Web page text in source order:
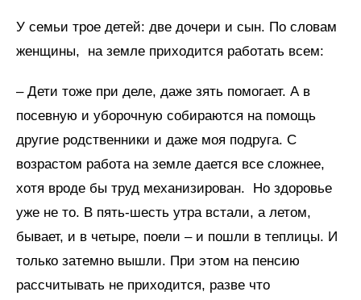
У семьи трое детей: две дочери и сын. По словам
женщины, на земле приходится работать всем:
– Дети тоже при деле, даже зять помогает. А в
посевную и уборочную собираются на помощь
другие родственники и даже моя подруга. С
возрастом работа на земле дается все сложнее,
хотя вроде бы труд механизирован. Но здоровье
уже не то. В пять-шесть утра встали, а летом,
бывает, и в четыре, поели – и пошли в теплицы. И
только затемно вышли. При этом на пенсию
рассчитывать не приходится, разве что